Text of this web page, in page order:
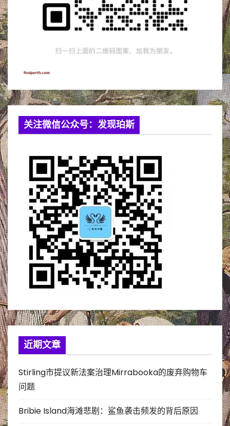
关注微信公众号：发现珀斯
近期文章
Stirling市提议新法案治理Mirrabooka的废弃购物车
问题
Bribie Island海滩悲剧：鲨鱼袭击频发的背后原因